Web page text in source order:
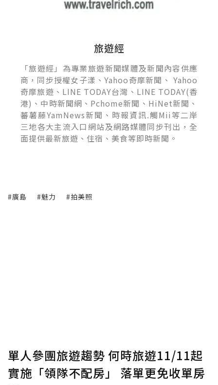
旅遊經
「旅遊經」為專業旅遊新聞媒體及新聞內容供應
商，同步授權女子漾、Yahoo奇摩新聞、 Yahoo
奇摩旅遊、LINE TODAY台灣、LINE TODAY(香
港)、中時新聞網、Pchome新聞、HiNet新聞、
蕃薯藤YamNews新聞、時報資訊.觸Mii等二岸
三地各大主流入口網站及網路媒體同步刊出，全
面提供最新旅遊、住宿、美食等即時新聞。
#廣島 #魅力 #拍美照
單人參團旅遊趨勢 何時旅遊11/11起
實施「領隊不配房」 落單更免收單房